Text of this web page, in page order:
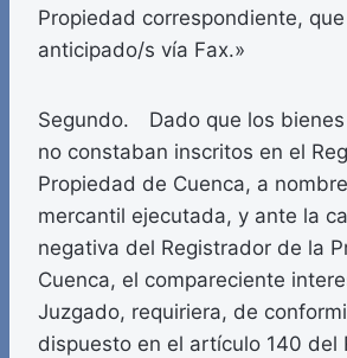
Propiedad correspondiente,
anticipado/s vía Fax.»
Segundo. Dado que los bienes
no constaban inscritos en el
Propiedad de Cuenca, a
mercantil ejecutada, y ante la
negativa del Registrador de la
Cuenca, el compareciente
Juzgado, requiriera, de
dispuesto en el artículo 140 del